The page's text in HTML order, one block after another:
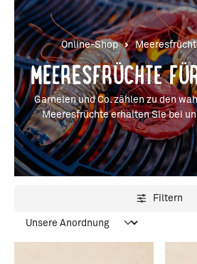
Online-Shop
MEERESFRÜCHTE
Garnelen und Co. zählen zu den
Meeresfrüchte erhalten Sie bei
Filtern